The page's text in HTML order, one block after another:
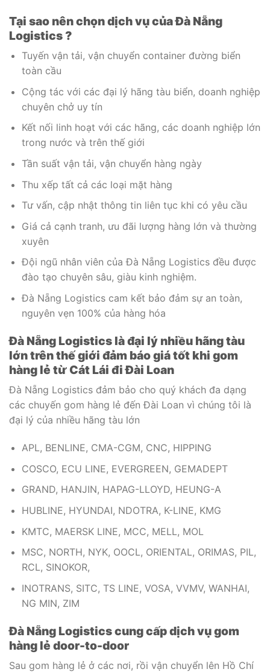
Tại sao nên chọn dịch vụ của Đà Nẵng
Logistics ?
Tuyến vận tải, vận chuyển container đường biển
toàn cầu
Cộng tác với các đại lý hãng tàu biển, doanh nghiệp
chuyên chở uy tín
Kết nối linh hoạt với các hãng, các doanh nghiệp lớn
trong nước và trên thế giới
Tần suất vận tải, vận chuyển hàng ngày
Thu xếp tất cả các loại mặt hàng
Tư vấn, cập nhật thông tin liên tục khi có yêu cầu
Giá cả cạnh tranh, ưu đãi lượng hàng lớn và thường
xuyên
Đội ngũ nhân viên của Đà Nẵng Logistics đều được
đào tạo chuyên sâu, giàu kinh nghiệm.
Đà Nẵng Logistics cam kết bảo đảm sự an toàn,
nguyên vẹn 100% của hàng hóa
Đà Nẵng Logistics là đại lý nhiều hãng tàu
lớn trên thế giới đảm báo giá tốt khi gom
hàng lẻ từ Cát Lái đi Đài Loan
Đà Nẵng Logistics đảm bảo cho quý khách đa dạng
các chuyến gom hàng lẻ đến Đài Loan vì chúng tôi là
đại lý của nhiều hãng tàu lớn
APL, BENLINE, CMA-CGM, CNC, HIPPING
COSCO, ECU LINE, EVERGREEN, GEMADEPT
GRAND, HANJIN, HAPAG-LLOYD, HEUNG-A
HUBLINE, HYUNDAI, NDOTRA, K-LINE, KMG
KMTC, MAERSK LINE, MCC, MELL, MOL
MSC, NORTH, NYK, OOCL, ORIENTAL, ORIMAS, PIL,
RCL, SINOKOR,
INOTRANS, SITC, TS LINE, VOSA, VVMV, WANHAI,
NG MIN, ZIM
Đà Nẵng Logistics cung cấp dịch vụ gom
hàng lẻ door-to-door
Sau gom hàng lẻ ở các nơi, rồi vận chuyển lên Hồ Chí